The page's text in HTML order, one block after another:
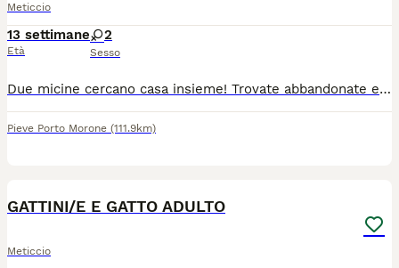
Meticcio
13 settimane
Età
2
Sesso
Due micine cercano casa insieme! Trovate abbandonate erano piccolissime e con poca speranza di sopravvivere , sono state allattate.con biberon e tanta pazienza ora sono diventate.bellissime e inseparabili! Sono.molto affettuose e hanno bisogno di una casa sicura per sempre.
Pieve Porto Morone (111.9km)
GATTINI/E E GATTO ADULTO
Meticcio